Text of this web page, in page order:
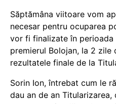
Săptămâna viitoare vom
necesar pentru ocuparea
vor fi finalizate în perioada
premierul Bolojan, la 2 zile
rezultatele finale de la
Sorin Ion, întrebat cum le
dau an de an